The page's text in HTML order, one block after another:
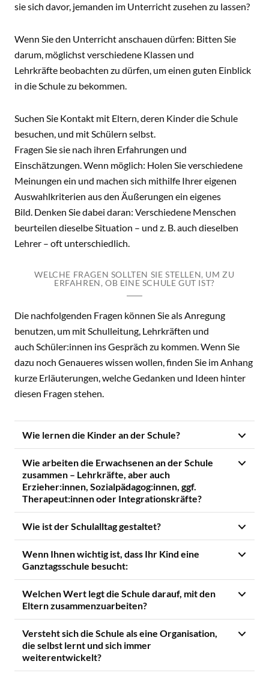
sie sich davor, jemanden im Unterricht zusehen zu lassen?
Wenn Sie den Unterricht anschauen dürfen: Bitten Sie
darum, möglichst verschiedene Klassen und
Lehrkräfte beobachten zu dürfen, um einen guten Einblick
in die Schule zu bekommen.
Suchen Sie Kontakt mit Eltern, deren Kinder die Schule
besuchen, und mit Schülern selbst.
Fragen Sie sie nach ihren Erfahrungen und
Einschätzungen. Wenn möglich: Holen Sie verschiedene
Meinungen ein und machen sich mithilfe Ihrer eigenen
Auswahlkriterien aus den Äußerungen ein eigenes
Bild. Denken Sie dabei daran: Verschiedene Menschen
beurteilen dieselbe Situation – und z. B. auch dieselben
Lehrer – oft unterschiedlich.
WELCHE FRAGEN SOLLTEN SIE STELLEN, UM ZU
ERFAHREN, OB EINE SCHULE GUT IST?
Die nachfolgenden Fragen können Sie als Anregung
benutzen, um mit Schulleitung, Lehrkräften und
auch Schüler:innen ins Gespräch zu kommen. Wenn Sie
dazu noch Genaueres wissen wollen, finden Sie im Anhang
kurze Erläuterungen, welche Gedanken und Ideen hinter
diesen Fragen stehen.
Wie lernen die Kinder an der Schule?
Wie arbeiten die Erwachsenen an der Schule
zusammen – Lehrkräfte, aber auch
Erzieher:innen, Sozialpädagog:innen, ggf.
Therapeut:innen oder Integrationskräfte?
Wie ist der Schulalltag gestaltet?
Wenn Ihnen wichtig ist, dass Ihr Kind eine
Ganztagsschule besucht:
Welchen Wert legt die Schule darauf, mit den
Eltern zusammenzuarbeiten?
Versteht sich die Schule als eine Organisation,
die selbst lernt und sich immer
weiterentwickelt?